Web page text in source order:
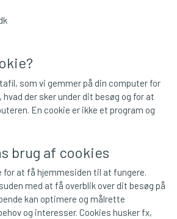
som vi gemmer på din computer for
hvad der sker under dit besøg og for at
En cookie er ikke et program og
brug af cookies
for at få hjemmesiden til at fungere.
med at få overblik over dit besøg på
kan optimere og målrette
og interesser. Cookies husker fx,